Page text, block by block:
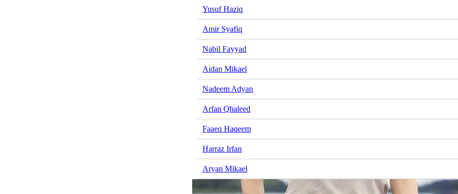
Yusuf Haziq
Amir Syafiq
Nabil Fayyad
Aidan Mikael
Nadeem Adyan
Arfan Qhaleed
Faaeq Haqeem
Harraz Irfan
Aryan Mikael